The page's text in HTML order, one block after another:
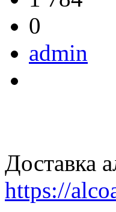
0
admin
Доставка
https://